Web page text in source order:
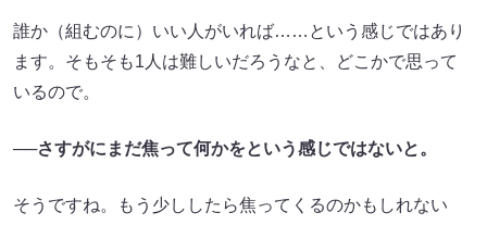
誰か（組むのに）いい人がいれば……という感じではあり
ます。そもそも1人は難しいだろうなと、どこかで思って
いるので。
──さすがにまだ焦って何かをという感じではないと。
そうですね。もう少ししたら焦ってくるのかもしれない